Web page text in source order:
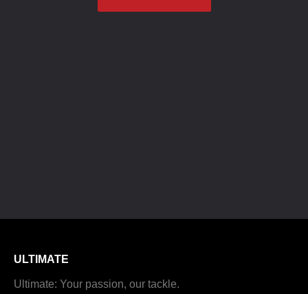
ULTIMATE
Ultimate: Your passion, our tackle.